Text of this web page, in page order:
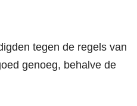
tegen de regels van
genoeg, behalve de